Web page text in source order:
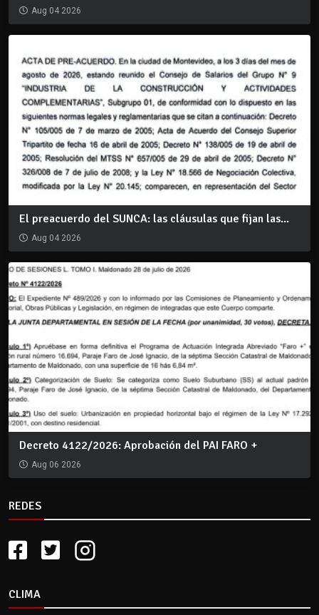
Aug 04 2026
El preacuerdo del SUNCA: las cláusulas que fijan las...
Aug 04 2026
Decreto 4122/2026: Aprobación del PAI FARO +
Aug 06 2026
REDES
CLIMA